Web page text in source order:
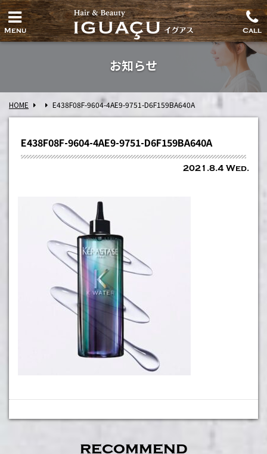
Menu Call
お知らせ
HOME E438F08F-9604-4AE9-9751-D6F159BA640A
E438F08F-9604-4AE9-9751-D6F159BA640A
2021.8.4 Wed.
recommend